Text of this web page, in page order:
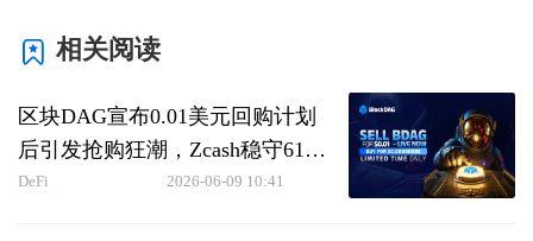
相关阅读
区块DAG宣布0.01美元回购计划
后引发抢购狂潮，Zcash稳守619
美元而波卡币大幅削减通胀
DeFi 2026-06-09 10:41